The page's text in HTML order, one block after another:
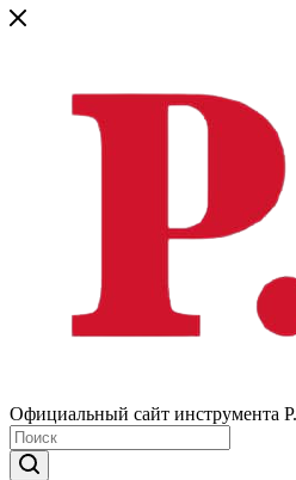
Официальный сайт инструмента